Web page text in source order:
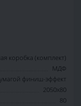
коробка (комплект)
МДФ
финиш-эффект
2050х80
80